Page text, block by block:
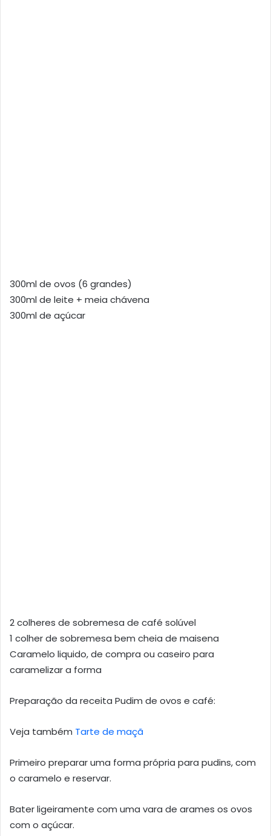
300ml de ovos (6 grandes)
300ml de leite + meia chávena
300ml de açúcar
2 colheres de sobremesa de café solúvel
1 colher de sobremesa bem cheia de maisena
Caramelo liquido, de compra ou caseiro para
caramelizar a forma
Preparação da receita Pudim de ovos e café:
Veja também Tarte de maçã
Primeiro preparar uma forma própria para pudins, com
o caramelo e reservar.
Bater ligeiramente com uma vara de arames os ovos
com o açúcar.